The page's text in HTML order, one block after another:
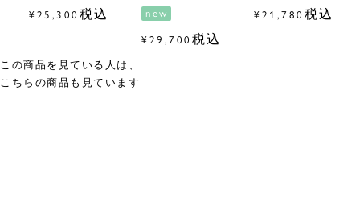
¥25,300 税込
new
¥29,700 税込
¥21,780 税込
この商品を見ている人は、
こちらの商品も見ています